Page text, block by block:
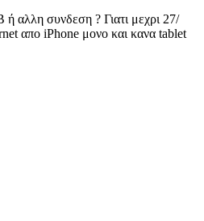
ή αλλη συνδεση ? Γιατι μεχρι 27/
απο iPhone μονο και κανα tablet